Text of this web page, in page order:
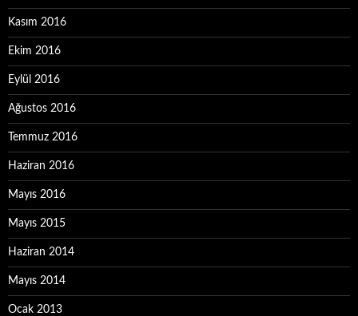
Kasım 2016
Ekim 2016
Eylül 2016
Ağustos 2016
Temmuz 2016
Haziran 2016
Mayıs 2016
Mayıs 2015
Haziran 2014
Mayıs 2014
Ocak 2013